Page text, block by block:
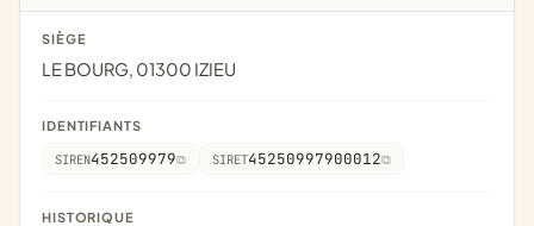
SIÈGE
LE BOURG, 01300 IZIEU
IDENTIFIANTS
SIREN452509979 SIRET45250997900012
HISTORIQUE